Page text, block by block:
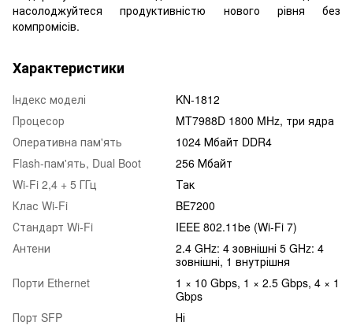
насолоджуйтеся продуктивністю нового рівня без
компромісів.
Характеристики
Індекс моделі
KN-1812
Процесор
MT7988D 1800 MHz, три ядра
Оперативна пам'ять
1024 Мбайт DDR4
Flash-пам'ять, Dual Boot
256 Мбайт
Wi-Fi 2,4 + 5 ГГц
Так
Клас Wi-Fi
BE7200
Стандарт Wi-Fi
IEEE 802.11be (Wi-Fi 7)
Антени
2.4 GHz: 4 зовнішні 5 GHz: 4
зовнішні, 1 внутрішня
Порти Ethernet
1 × 10 Gbps, 1 × 2.5 Gbps, 4 × 1
Gbps
Порт SFP
Ні